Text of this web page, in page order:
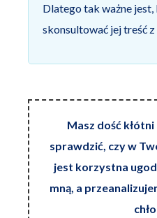
Dlatego tak ważne
skonsultować jej treść
Masz dość
sprawdzić, czy w
jest korzystna
mną, a